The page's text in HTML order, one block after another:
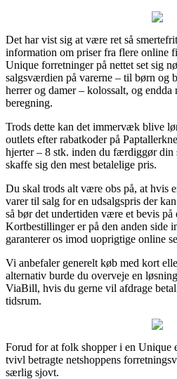
Det har vist sig at være ret så
information om priser fra flere online
Unique forretninger på nettet set sig
salgsværdien på varerne – til børn og
herrer og damer – kolossalt, og
beregning.
Trods dette kan det immervæk blive
outlets efter rabatkoder på
hjerter – 8 stk. inden du færdiggør din
skaffe sig den mest betalelige pris.
Du skal trods alt være obs på, at hvis
varer til salg for en udsalgspris der
så bør det undertiden være et bevis
Kortbestillinger er på den anden side
garanterer os imod uoprigtige online
Vi anbefaler generelt køb med kort
alternativ burde du overveje en
ViaBill, hvis du gerne vil afdrage
tidsrum.
Forud for at folk shopper i en Unique
tvivl betragte netshoppens
særlig sjovt.